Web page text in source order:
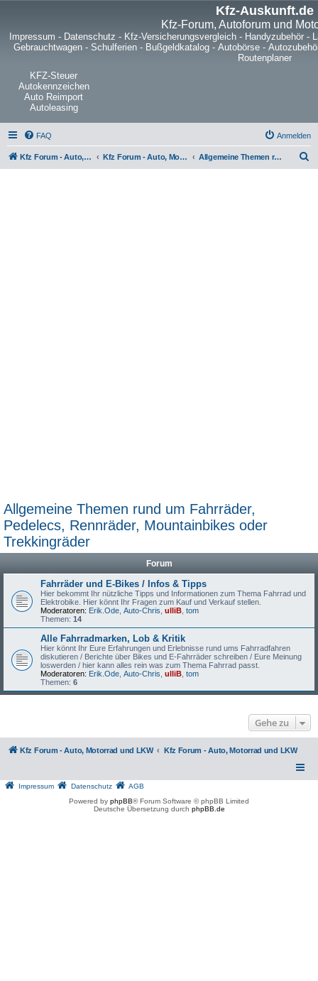
Kfz-Auskunft.de
Kfz-Forum, Autoforum und
Impressum - Datenschutz - Kfz-Versicherungsvergleich - Handyzubehör -
Gebrauchtwagen- Schulferien- Bußgeldkatalog- Autobörse-
Routenplaner
KFZ-Steuer
Autokennzeichen
Auto Reimport
Autoleasing
FAQ Anmelden
Kfz Forum - Auto, Motorrad und LKW Kfz Forum - Auto, Motorrad und LKW Allgemeine Themen rund um Fahrräder, Pedelecs, Rennräder, Mountainbikes oder Trekkingräder
Allgemeine Themen rund um Fahrräder,
Pedelecs, Rennräder, Mountainbikes oder
Trekkingräder
Forum
Fahrräder und E-Bikes / Infos & Tipps
Hier bekommt Ihr nützliche Tipps und Informationen zum Thema Fahrrad und
Elektrobike. Hier könnt Ihr Fragen zum Kauf und Verkauf stellen.
Moderatoren: Erik.Ode Auto-Chris ulliB tom
Themen: 14
Alle Fahrradmarken, Lob & Kritik
Hier könnt Ihr Eure Erfahrungen und Erlebnisse rund ums Fahrradfahren
diskutieren / Berichte über Bikes und E-Fahrräder schreiben / Eure Meinung
loswerden / hier kann alles rein was zum Thema Fahrrad passt.
Moderatoren: Erik.Ode Auto-Chris ulliB tom
Themen: 6
Gehe zu
Kfz Forum - Auto, Motorrad und LKW Kfz Forum - Auto, Motorrad und LKW
Impressum Datenschutz
AGB
Powered by phpBB® Forum Software © phpBB Limited
Deutsche Übersetzung durch phpBB.de